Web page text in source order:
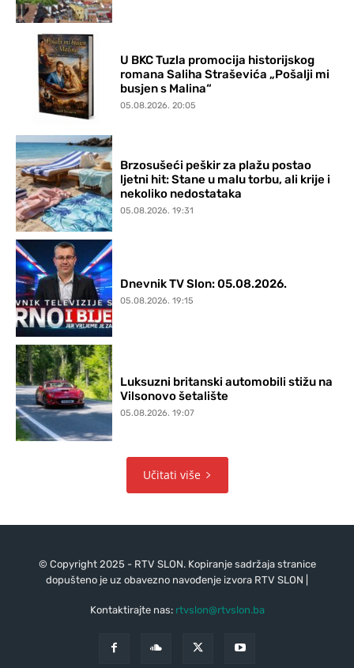
U BKC Tuzla promocija historijskog
romana Saliha Straševića „Pošalji mi
busjen s Malina“
05.08.2026. 20:05
Brzosušeći peškir za plažu postao
ljetni hit: Stane u malu torbu, ali krije i
nekoliko nedostataka
05.08.2026. 19:31
Dnevnik TV Slon: 05.08.2026.
05.08.2026. 19:15
Luksuzni britanski automobili stižu na
Vilsonovo šetalište
05.08.2026. 19:07
Učitati više
© Copyright 2025 - RTV SLON. Kopiranje sadržaja stranice
dopušteno je uz obavezno navođenje izvora RTV SLON |
Kontaktirajte nas: rtvslon@rtvslon.ba